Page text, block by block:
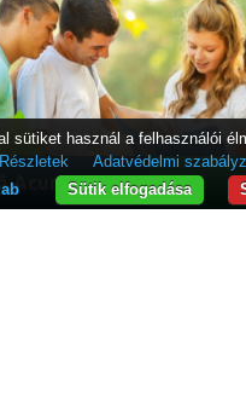
Acum
sütiket használ a felhasználói
Részletek
Adatvédelmi
Sütik elfogadása